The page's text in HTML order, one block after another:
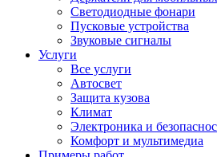
Светодиодные фонари
Пусковые устройства
Звуковые сигналы
Услуги
Все услуги
Автосвет
Защита кузова
Климат
Электроника и
Комфорт и мультимедиа